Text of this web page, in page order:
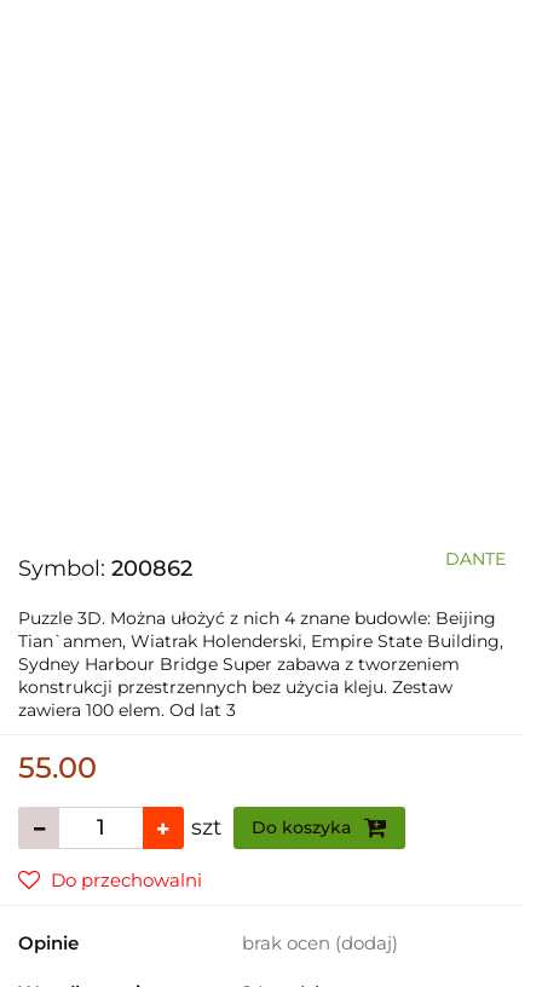
Symbol: 200862 DANTE
Puzzle 3D. Można ułożyć z nich 4 znane budowle: Beijing
Tian`anmen, Wiatrak Holenderski, Empire State Building,
Sydney Harbour Bridge Super zabawa z tworzeniem
konstrukcji przestrzennych bez użycia kleju. Zestaw
zawiera 100 elem. Od lat 3
55.00
szt Do koszyka
Do przechowalni
Opinie brak ocen (dodaj)